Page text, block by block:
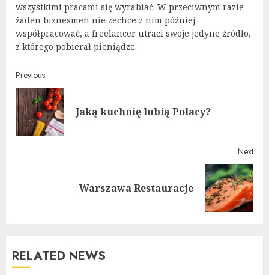
wszystkimi pracami się wyrabiać. W przeciwnym razie
żaden biznesmen nie zechce z nim później
współpracować, a freelancer utraci swoje jedyne źródło,
z którego pobierał pieniądze.
Continue
Reading
Previous
Jaką kuchnię lubią Polacy?
Next
Warszawa Restauracje
RELATED NEWS